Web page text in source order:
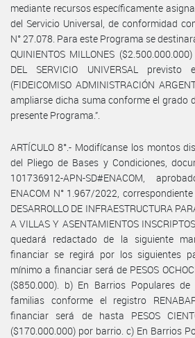
mediante recursos específicamente
del Servicio Universal, de conformidad
N° 27.078. Para este Programa se
QUINIENTOS MILLONES
DEL SERVICIO UNIVERSAL
(FIDEICOMISO ADMINISTRACIÓN
ampliarse dicha suma conforme el grado
presente Programa.”.
ARTÍCULO 8°.- Modifícanse los montos
del Pliego de Bases y Condiciones,
101736912-APN-SD#ENACOM,
ENACOM N° 1.967/2022, correspondiente
DESARROLLO DE INFRAESTRUCTURA
A VILLAS Y ASENTAMIENTOS
quedará redactado de la siguiente
financiar se regirá por los siguientes
mínimo a financiar será de PESOS
($850.000). b) En Barrios Populares
familias conforme el registro
financiar será de hasta PESOS
($170.000.000) por barrio. c) En Barrios